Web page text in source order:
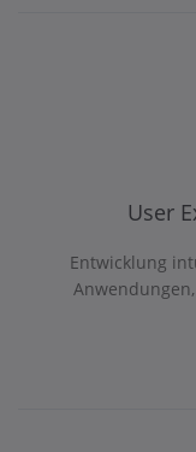
User
Entwicklung